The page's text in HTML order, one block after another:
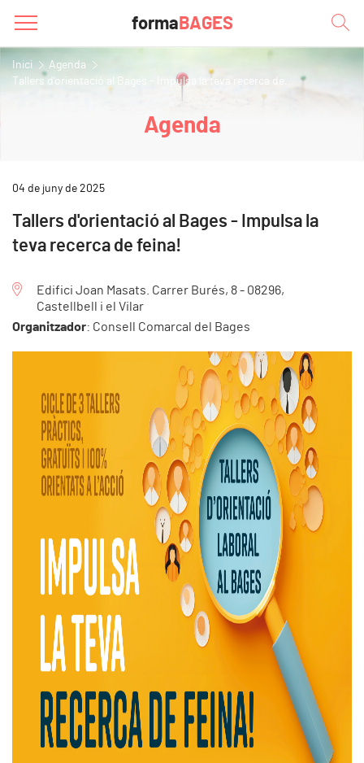
forma BAGES
Inici
Agenda
Tallers d'orientació al Bages - Impulsa la teva recerca de...
Agenda
04 de juny de 2025
Tallers d'orientació al Bages - Impulsa la
teva recerca de feina!
Edifici Joan Masats. Carrer Burés, 8 - 08296,
Castellbell i el Vilar
Organitzador: Consell Comarcal del Bages